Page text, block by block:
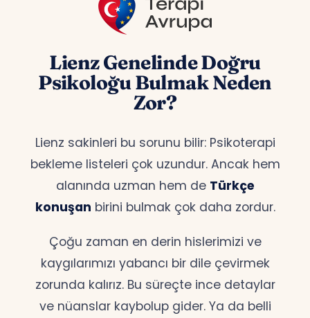
Lienz Genelinde Doğru
Psikoloğu Bulmak Neden
Zor?
Lienz sakinleri bu sorunu bilir: Psikoterapi
bekleme listeleri çok uzundur. Ancak hem
alanında uzman hem de Türkçe
konuşan birini bulmak çok daha zordur.
Çoğu zaman en derin hislerimizi ve
kaygılarımızı yabancı bir dile çevirmek
zorunda kalırız. Bu süreçte ince detaylar
ve nüanslar kaybolup gider. Ya da belli